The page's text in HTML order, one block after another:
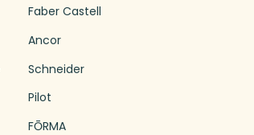
Faber Castell
Ancor
Schneider
Pilot
FŌRMA